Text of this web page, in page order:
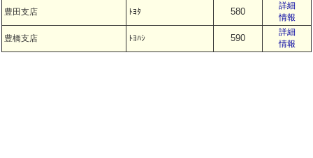
豊田支店 ﾄﾖﾀ 580
詳細
情報
豊橋支店 ﾄﾖﾊｼ 590
詳細
情報